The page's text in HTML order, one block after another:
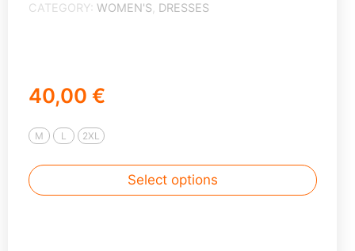
CATEGORY WOMEN'S DRESSES
40,00 €
M L 2XL
Select options